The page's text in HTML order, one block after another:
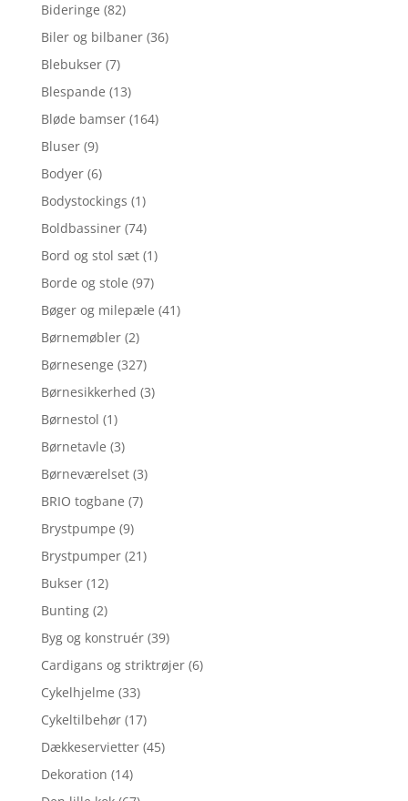
Bideringe (82)
Biler og bilbaner (36)
Blebukser (7)
Blespande (13)
Bløde bamser (164)
Bluser (9)
Bodyer (6)
Bodystockings (1)
Boldbassiner (74)
Bord og stol sæt (1)
Borde og stole (97)
Bøger og milepæle (41)
Børnemøbler (2)
Børnesenge (327)
Børnesikkerhed (3)
Børnestol (1)
Børnetavle (3)
Børneværelset (3)
BRIO togbane (7)
Brystpumpe (9)
Brystpumper (21)
Bukser (12)
Bunting (2)
Byg og konstruér (39)
Cardigans og striktrøjer (6)
Cykelhjelme (33)
Cykeltilbehør (17)
Dækkeservietter (45)
Dekoration (14)